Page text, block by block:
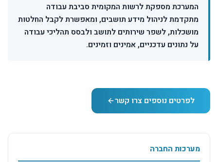
המערכת מספקת לרשות המקומית סביבת עבודה
מתקדמת לניהול מידע תושבים, ומאפשרת לקבל החלטות
מושכלות, לשפר שירותים לתושב ולבסס תהליכי עבודה
על נתונים עדכניים, אמינים וזמינים.
לפרטים נוספים צרו קשר
מערכות החברה